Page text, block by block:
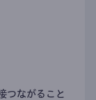
つながること